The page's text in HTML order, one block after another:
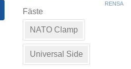
här
produkten
har
flera
varianter.
De
Fäste
NATO Clamp
Universal Side
RENSA